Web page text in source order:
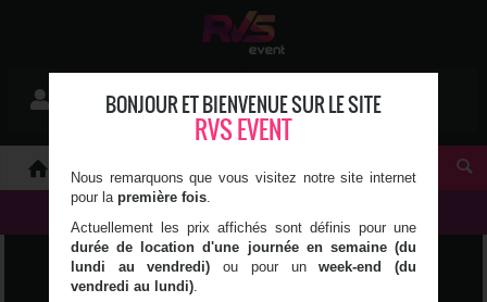
Se connecter
0 article(s)
TENTE DE RÉCEPTION
BONJOUR ET BIENVENUE SUR LE SITE
RVS EVENT
Nous remarquons que vous visitez notre site internet
pour la première fois.
Actuellement les prix affichés sont définis pour une
durée de location d'une journée en semaine (du
lundi au vendredi) ou pour unweek-end (du
vendredi au lundi).